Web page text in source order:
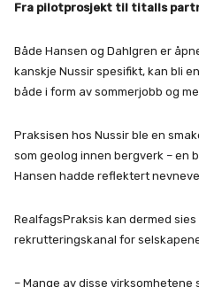
Fra pilotprosjekt til titalls
Både Hansen og Dahlgren er
kanskje Nussir spesifikt, kan bli
både i form av sommerjobb og
Praksisen hos Nussir ble en
som geolog innen bergverk – en
Hansen hadde reflektert
RealfagsPraksis kan dermed
rekrutteringskanal for
– Mange av disse